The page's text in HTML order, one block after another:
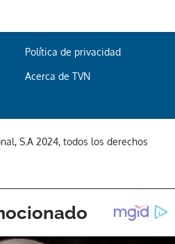
Política de privacidad
Acerca de TVN
S.A 2024, todos los derechos